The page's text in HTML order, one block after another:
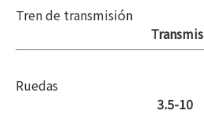
Tren de
3.5-10